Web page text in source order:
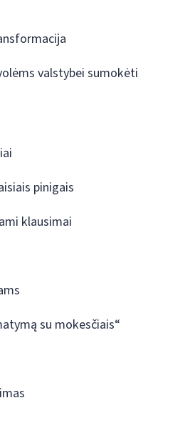
valstybei sumokėti
pinigais
klausimai
su mokesčiais“